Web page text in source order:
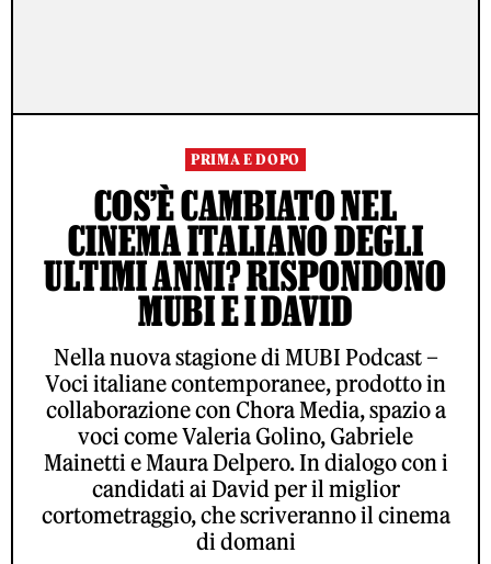
PRIMA E DOPO
COS’È CAMBIATO NEL
CINEMA ITALIANO DEGLI
ULTIMI ANNI? RISPONDONO
MUBI E I DAVID
Nella nuova stagione di MUBI Podcast –
Voci italiane contemporanee, prodotto in
collaborazione con Chora Media, spazio a
voci come Valeria Golino, Gabriele
Mainetti e Maura Delpero. In dialogo con i
candidati ai David per il miglior
cortometraggio, che scriveranno il cinema
di domani